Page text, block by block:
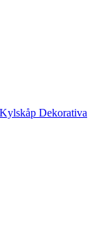
Dekorativa